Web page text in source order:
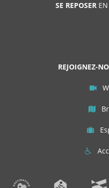
SE REPOSEREN
REJOIGNEZ-